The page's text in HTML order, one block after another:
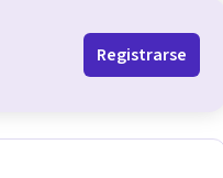
Registrarse